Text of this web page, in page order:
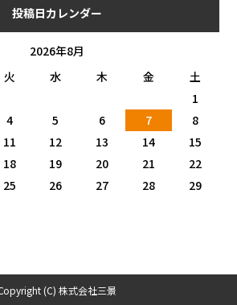
投稿日カレンダー
2026年8月
火 水 木 金 土
1
4 5 6 7
8
11 12 13 14
15
18 19 20 21
22
25 26 27 28
29
(C) 株式会社三景